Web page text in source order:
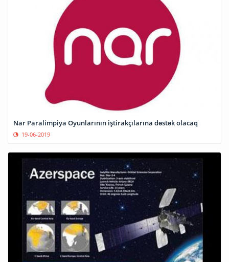
Nar Paralimpiya Oyunlarının iştirakçılarına dəstək olacaq
19-06-2019